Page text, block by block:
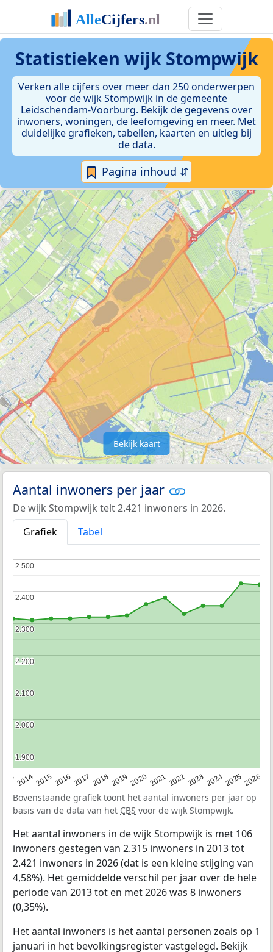
Statistieken wijk Stompwijk
Verken alle cijfers over meer dan 250 onderwerpen
voor de wijk Stompwijk in de gemeente
Leidschendam-Voorburg. Bekijk de gegevens over
inwoners, woningen, de leefomgeving en meer. Met
duidelijke grafieken, tabellen, kaarten en uitleg bij
de data.
Pagina inhoud ⇵
Bekijk kaart
Aantal inwoners per jaar
De wijk Stompwijk telt 2.421 inwoners in 2026.
Grafiek
Tabel
2014201520162017 20182019 2020202120222023202420252026
1.900
1.900
2.000
2.000
2.100
2.100
2.200
2.200
2.300
2.300
2.400
2.400
2.500
2.500
Bovenstaande grafiek toont het aantal inwoners per jaar op
basis van de data van het CBS voor de wijk Stompwijk.
Het aantal inwoners in de wijk Stompwijk is met 106
inwoners gestegen van 2.315 inwoners in 2013 tot
2.421 inwoners in 2026 (dat is een kleine stijging van
4,58%). Het gemiddelde verschil per jaar over de hele
periode van 2013 tot en met 2026 was 8 inwoners
(0,35%).
Het aantal inwoners is het aantal personen zoals op 1
januari in het bevolkingsregister vastgelegd. Bekijk